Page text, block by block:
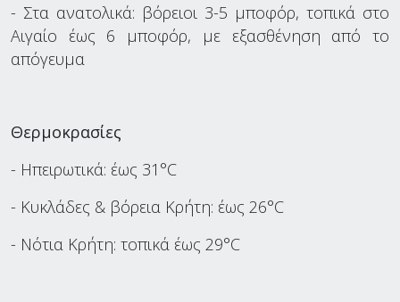
- Στα ανατολικά: βόρειοι 3-5 μποφόρ, τοπικά στο
Αιγαίο έως 6 μποφόρ, με εξασθένηση από το
απόγευμα
Θερμοκρασίες
- Ηπειρωτικά: έως 31°C
- Κυκλάδες & βόρεια Κρήτη: έως 26°C
- Νότια Κρήτη: τοπικά έως 29°C